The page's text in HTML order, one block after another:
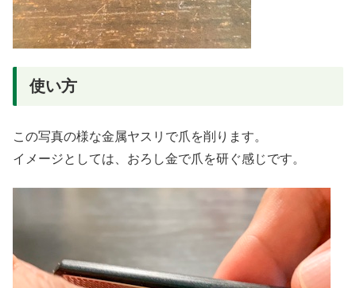
使い方
この写真の様な金属ヤスリで爪を削ります。
イメージとしては、おろし金で爪を研ぐ感じです。